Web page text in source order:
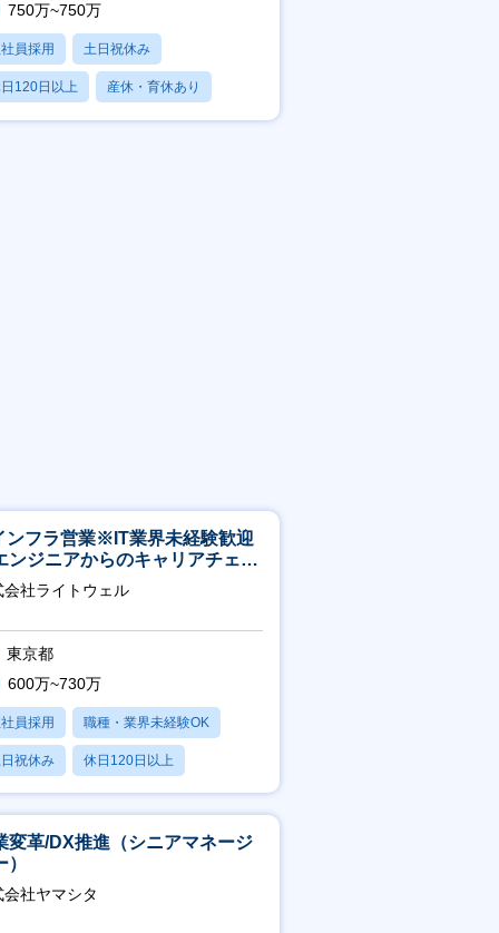
750万~750万
員採用 土日祝休み
120日以上 産休・育休あり
不問
ンフラ営業※IT業界未経験歓迎
ンジニアからのキャリアチェン
※【週3～4日リモート可能】
会社ライトウェル
東京都
600万~730万
員採用 職種・業界未経験OK
祝休み 休日120日以上
業20時間以内
変革/DX推進（シニアマネージ
）
会社ヤマシタ